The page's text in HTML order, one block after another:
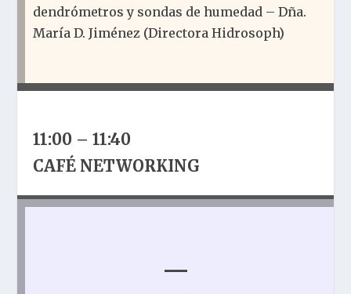
dendrómetros y sondas de humedad – Dña.
María D. Jiménez (Directora Hidrosoph)
11:00 – 11:40
CAFÉ NETWORKING
—